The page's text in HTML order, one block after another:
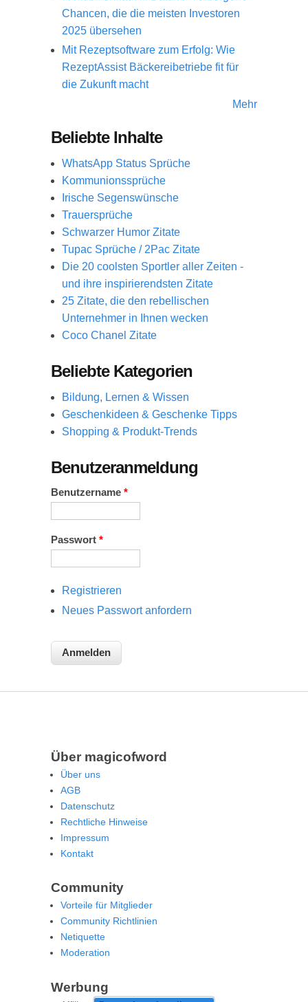
Chancen, die die meisten Investoren
2025 übersehen
Mit Rezeptsoftware zum Erfolg: Wie
RezeptAssist Bäckereibetriebe fit für
die Zukunft macht
Mehr
Beliebte Inhalte
WhatsApp Status Sprüche
Kommunionssprüche
Irische Segenswünsche
Trauersprüche
Schwarzer Humor Zitate
Tupac Sprüche / 2Pac Zitate
Die 20 coolsten Sportler aller Zeiten -
und ihre inspirierendsten Zitate
25 Zitate, die den rebellischen
Unternehmer in Ihnen wecken
Coco Chanel Zitate
Beliebte Kategorien
Bildung, Lernen & Wissen
Geschenkideen & Geschenke Tipps
Shopping & Produkt-Trends
Benutzeranmeldung
Benutzername *
Passwort *
Registrieren
Neues Passwort anfordern
Über magicofword
Über uns
AGB
Datenschutz
Rechtliche Hinweise
Impressum
Kontakt
Community
Vorteile für Mitglieder
Community Richtlinien
Netiquette
Moderation
Werbung